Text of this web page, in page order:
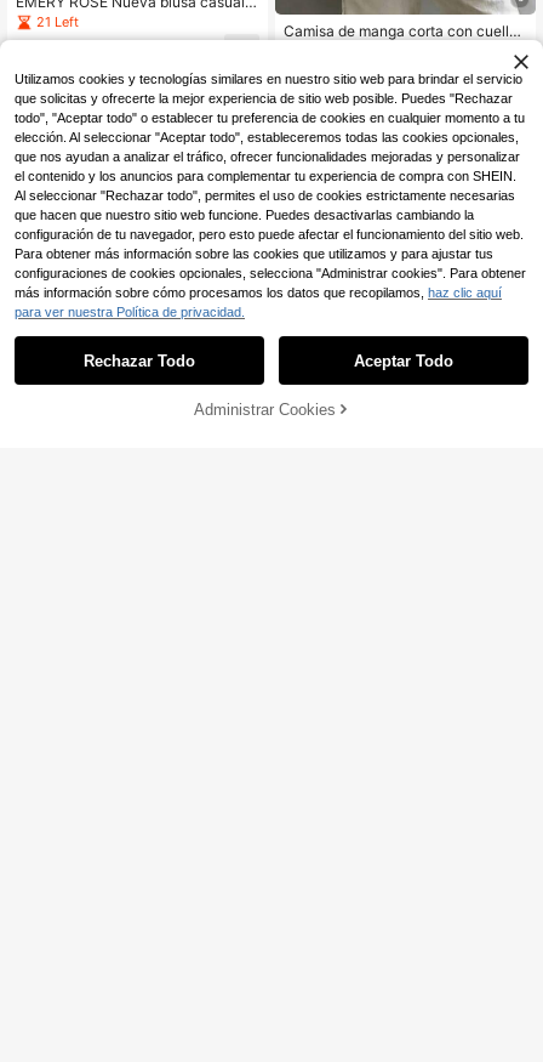
e manga corta con cuello en V para
ir al trabajo, diseño minimalista para
21 Left
Camisa de manga corta con cuello
versátil y holgado casual para ir al t
rabajo, unicolor con botones delant
eros blanco de verano, estilo Office
Siren, de la oficina al fin de semana
AÑADIR A LA BOLSA
Utilizamos cookies y tecnologías similares en nuestro sitio web para brindar el servicio
que solicitas y ofrecerte la mejor experiencia de sitio web posible. Puedes "Rechazar
todo", "Aceptar todo" o establecer tu preferencia de cookies en cualquier momento a tu
elección. Al seleccionar "Aceptar todo", estableceremos todas las cookies opcionales,
que nos ayudan a analizar el tráfico, ofrecer funcionalidades mejoradas y personalizar
el contenido y los anuncios para complementar tu experiencia de compra con SHEIN.
Al seleccionar "Rechazar todo", permites el uso de cookies estrictamente necesarias
que hacen que nuestro sitio web funcione. Puedes desactivarlas cambiando la
configuración de tu navegador, pero esto puede afectar el funcionamiento del sitio web.
Para obtener más información sobre las cookies que utilizamos y para ajustar tus
configuraciones de cookies opcionales, selecciona "Administrar cookies". Para obtener
más información sobre cómo procesamos los datos que recopilamos, haz clic aquí
para ver nuestra Política de privacidad.
Rechazar Todo Aceptar Todo
Administrar Cookies